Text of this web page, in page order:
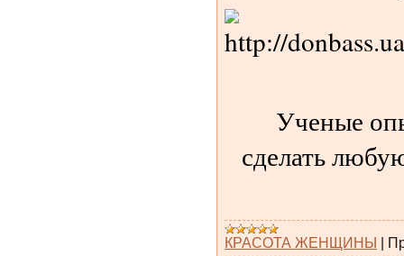
Ученые
сделать
КРАСОТА ЖЕНЩИНЫ |